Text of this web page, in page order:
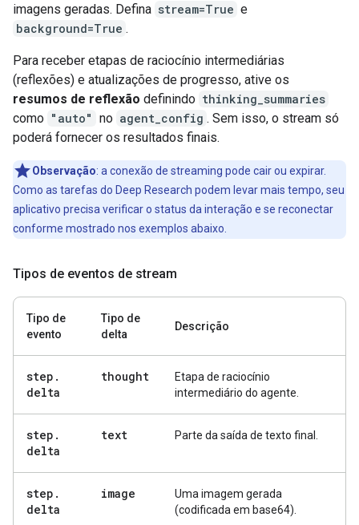
imagens geradas. Defina stream=True e
background=True .
Para receber etapas de raciocínio intermediárias
(reflexões) e atualizações de progresso, ative os
resumos de reflexão definindo thinking_summaries
como "auto" no agent_config . Sem isso, o stream só
poderá fornecer os resultados finais.
Observação: a conexão de streaming pode cair ou expirar.
Como as tarefas do Deep Research podem levar mais tempo, seu
aplicativo precisa verificar o status da interação e se reconectar
conforme mostrado nos exemplos abaixo.
Tipos de eventos de stream
Tipo de
evento
Tipo de
delta
Descrição
step .
delta
thought
Etapa de raciocínio
intermediário do agente.
step .
delta
text Parte da saída de texto final.
step .
delta
image
Uma imagem gerada
(codificada em base64).